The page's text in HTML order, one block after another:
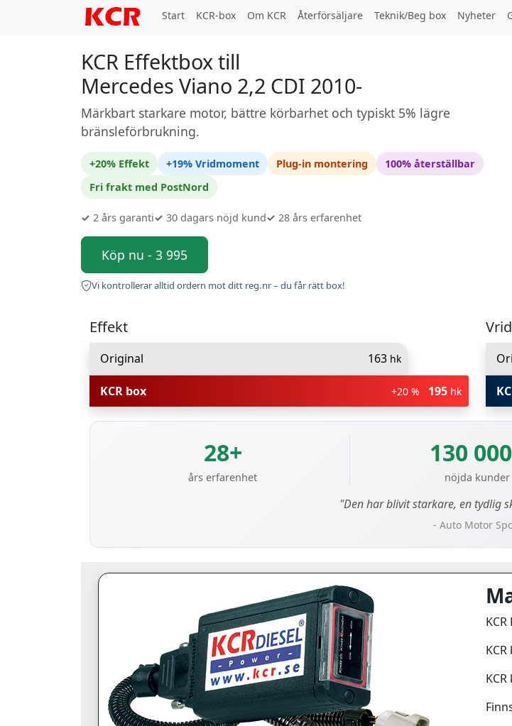
Start KCR-box Om KCR Återförsäljare Teknik/Beg box Nyheter
KCR Effektbox till
Mercedes Viano 2,2 CDI 2010-
Märkbart starkare motor, bättre körbarhet och typiskt 5% lägre
bränsleförbrukning.
+20% Effekt +19% Vridmoment Plug-in montering
100% återställbar
Fri frakt med PostNord
✓ 2 års garanti✓ 30 dagars nöjd kund✓ 28 års erfarenhet
Köp nu - 3 995
Vi kontrollerar alltid ordern mot ditt reg.nr – du får rätt box!
Effekt
Original 163 hk
KCR box +20 % 195 hk
28+
års erfarenhet
130
nöjda kunder
"Den har blivit starkare, en tydlig
- Auto Motor
KCR